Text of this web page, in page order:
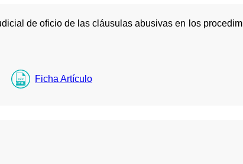
de oficio de las cláusulas abusivas en los
Ficha Artículo